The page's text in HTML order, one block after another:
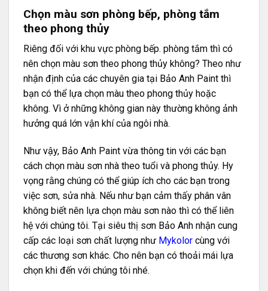
Chọn màu sơn phòng bếp, phòng tắm
theo phong thủy
Riêng đối với khu vực phòng bếp. phòng tắm thì có
nên chọn màu sơn theo phong thủy không? Theo như
nhận định của các chuyên gia tại Bảo Anh Paint thì
bạn có thể lựa chọn màu theo phong thủy hoặc
không. Vì ở những không gian này thường không ảnh
hưởng quá lớn vận khí của ngôi nhà.
Như vậy, Bảo Anh Paint vừa thông tin với các bạn
cách chọn màu sơn nhà theo tuổi và phong thủy. Hy
vọng rằng chúng có thể giúp ích cho các bạn trong
việc sơn, sửa nhà. Nếu như bạn cảm thấy phân vân
không biết nên lựa chọn màu sơn nào thì có thể liên
hệ với chúng tôi. Tại siêu thị sơn Bảo Anh nhận cung
cấp các loại sơn chất lượng như Mykolor cùng với
các thương sơn khác. Cho nên bạn có thoải mái lựa
chọn khi đến với chúng tôi nhé.